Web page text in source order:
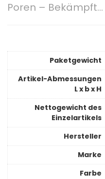
Poren – Bekämpft…
Paketgewicht
Artikel-Abmessungen
L x b x H
Nettogewicht des
Einzelartikels
Hersteller
Marke
Farbe